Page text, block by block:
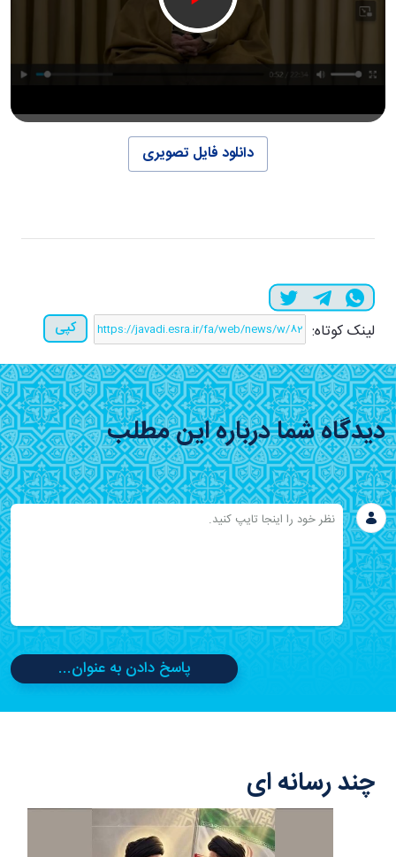
دانلود فایل تصویری
لینک کوتاه: کپی
دیدگاه شما درباره این مطلب
پاسخ دادن به عنوان...
چند رسانه ای